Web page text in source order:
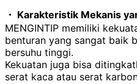
・ Karakteristik Mekanis
MENGINTIP memiliki
benturan yang sangat baik
bersuhu tinggi.
Kekuatan juga bisa
serat kaca atau serat